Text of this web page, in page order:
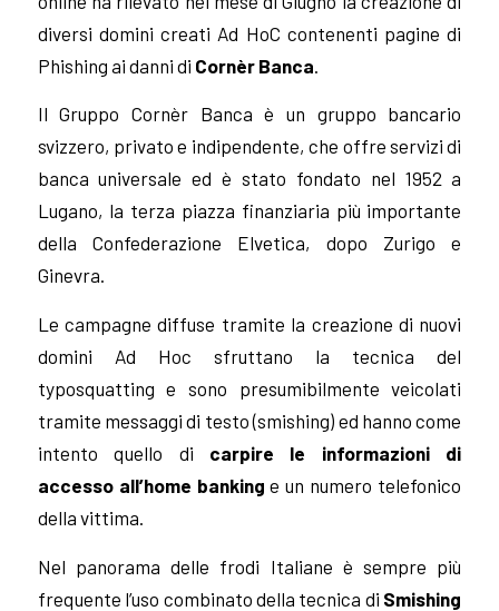
diversi domini creati Ad HoC contenenti pagine di
Phishing ai danni di Cornèr Banca
Il Gruppo Cornèr Banca è un gruppo bancario
svizzero, privato e indipendente, che offre servizi di
banca universale ed è stato fondato nel 1952 a
Lugano, la terza piazza finanziaria più importante
della Confederazione Elvetica, dopo Zurigo e
Ginevra.
Le campagne diffuse tramite la creazione di nuovi
domini Ad Hoc sfruttano la tecnica del
typosquatting e sono presumibilmente veicolati
tramite messaggi di testo (smishing) ed hanno come
intento quello di carpire le informazioni di
accesso all’home banking e un numero telefonico
della vittima.
Nel panorama delle frodi Italiane è sempre più
frequente l’uso combinato della tecnica di Smishing